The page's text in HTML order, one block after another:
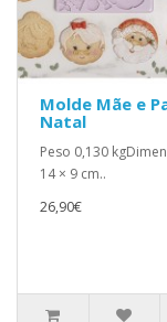
Molde Mãe e
Natal
Peso 0,130
14 × 9 cm..
26,90€